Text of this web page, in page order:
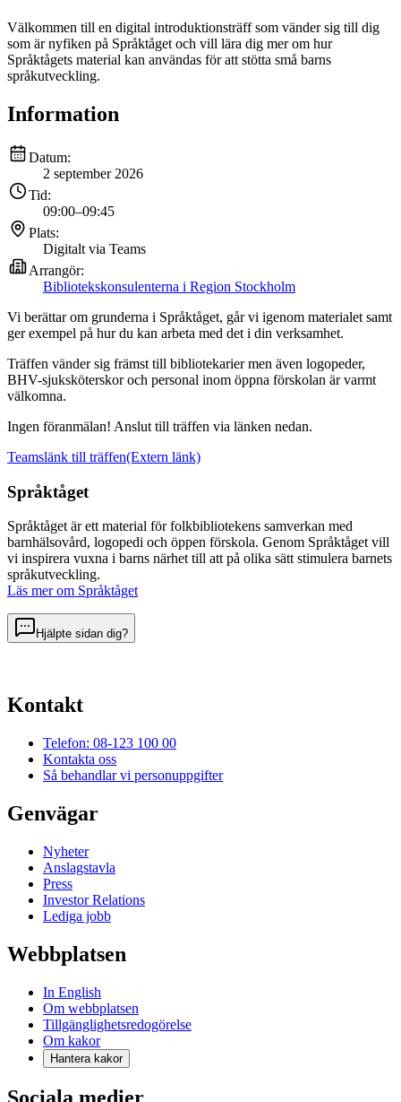
Välkommen till en digital introduktionsträff som vänder sig till dig
som är nyfiken på Språktåget och vill lära dig mer om hur
Språktågets material kan användas för att stötta små barns
språkutveckling.
Information
Datum:
2 september 2026
Tid:
09:00–09:45
Plats:
Digitalt via Teams
Arrangör:
Bibliotekskonsulenterna i Region Stockholm
Vi berättar om grunderna i Språktåget, går vi igenom materialet samt
ger exempel på hur du kan arbeta med det i din verksamhet.
Träffen vänder sig främst till bibliotekarier men även logopeder,
BHV-sjuksköterskor och personal inom öppna förskolan är varmt
välkomna.
Ingen föranmälan! Anslut till träffen via länken nedan.
Teamslänk till träffen(Extern länk)
Språktåget
Språktåget är ett material för folkbibliotekens samverkan med
barnhälsovård, logopedi och öppen förskola. Genom Språktåget vill
vi inspirera vuxna i barns närhet till att på olika sätt stimulera barnets
språkutveckling.
Läs mer om Språktåget
Hjälpte sidan dig?
Kontakt
Telefon: 08-123 100 00
Kontakta oss
Så behandlar vi personuppgifter
Genvägar
Nyheter
Anslagstavla
Press
Investor Relations
Lediga jobb
Webbplatsen
In English
Om webbplatsen
Tillgänglighetsredogörelse
Om kakor
Hantera kakor
Sociala medier